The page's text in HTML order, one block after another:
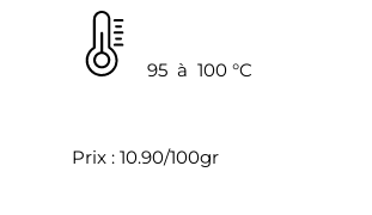
95 à 100 °C
Prix : 10.90/100gr